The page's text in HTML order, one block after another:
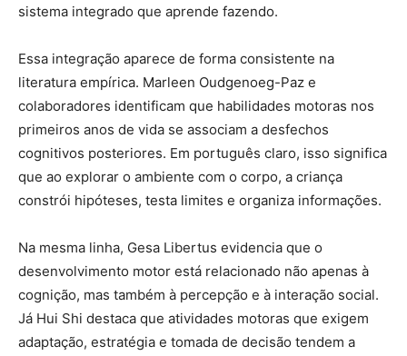
sistema integrado que aprende fazendo.
Essa integração aparece de forma consistente na
literatura empírica. Marleen Oudgenoeg-Paz e
colaboradores identificam que habilidades motoras nos
primeiros anos de vida se associam a desfechos
cognitivos posteriores. Em português claro, isso significa
que ao explorar o ambiente com o corpo, a criança
constrói hipóteses, testa limites e organiza informações.
Na mesma linha, Gesa Libertus evidencia que o
desenvolvimento motor está relacionado não apenas à
cognição, mas também à percepção e à interação social.
Já Hui Shi destaca que atividades motoras que exigem
adaptação, estratégia e tomada de decisão tendem a